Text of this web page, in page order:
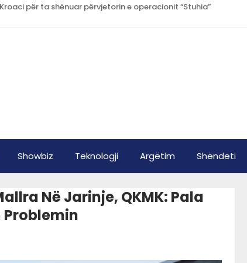
për ta shënuar përvjetorin e operacionit “Stuhia”
Showbiz Teknologji Argëtim Shëndeti
Në Jarinje, QKMK: Pala
Problemin